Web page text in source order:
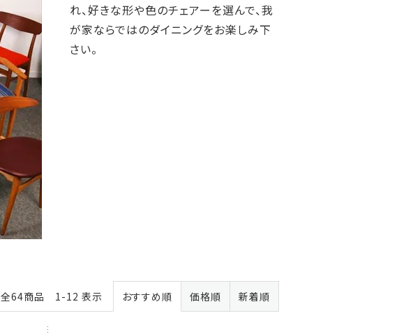
れ、好きな形や色のチェアーを選んで、我
が家ならではのダイニングをお楽しみ下
さい。
全64商品 1-12 表示 おすすめ順 価格順 新着順